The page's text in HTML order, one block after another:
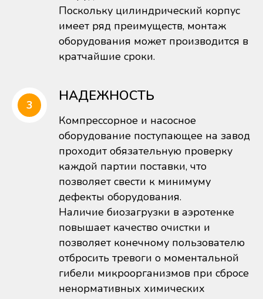
Поскольку цилиндрический корпус
имеет ряд преимуществ, монтаж
оборудования может производится в
кратчайшие сроки.
НАДЕЖНОСТЬ
Компрессорное и насосное
оборудование поступающее на завод
проходит обязательную проверку
каждой партии поставки, что
позволяет свести к минимуму
дефекты оборудования.
Наличие биозагрузки в аэротенке
повышает качество очистки и
позволяет конечному пользователю
отбросить тревоги о моментальной
гибели микроорганизмов при сбросе
ненормативных химических